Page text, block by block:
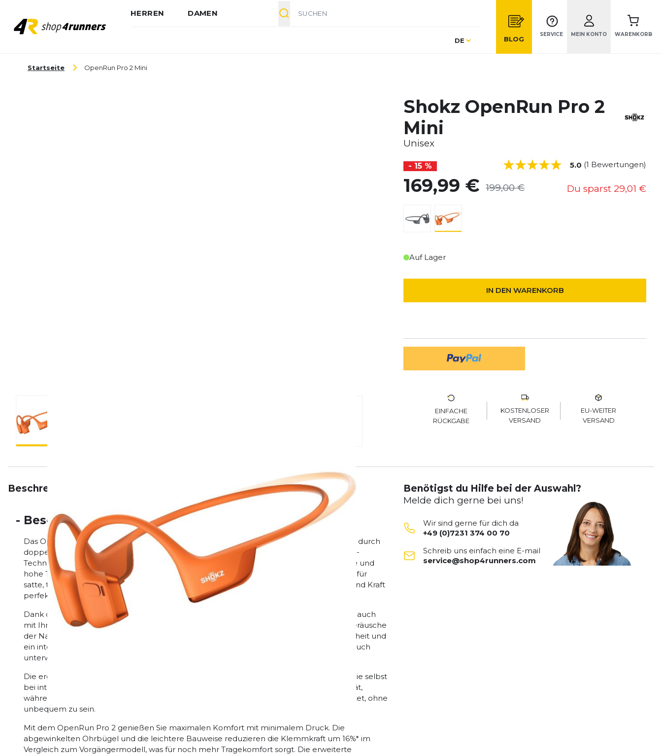
HERREN DAMEN
Sprache
DE BLOG
SERVICE MEIN KONTO WARENKORB
Startseite OpenRun Pro 2 Mini
Shokz OpenRun Pro 2
Mini
Unisex
- 15 % 5.0 (1 Bewertungen)
169,99 € 199,00 € Du sparst 29,01 €
Auf Lager
IN DEN WARENKORB
EINFACHE
RÜCKGABE
KOSTENLOSER
VERSAND
EU-WEITER
VERSAND
Beschreibung
- Beschreibung
Das OpenRun Pro 2 von Shokz bietet eine bahnbrechende akustische Verbesserung, die durch
doppelte Treiber doppelte Leistung ermöglicht. Ausgestattet mit der neuen DualPitch™-
Technologie, kombiniert es die Präzision eines Bone-Conduction-Kopfhörers, der mittlere und
hohe Töne glasklar wiedergibt, mit der Bassstärke eines herkömmlichen Kopfhörers, der für
satte, tiefe Töne sorgt. Das Ergebnis ist ein unvergleichliches Klangerlebnis, das Klarheit und Kraft
perfekt vereint.
Dank des Open-Ear-Designs bleiben Sie beim Training nicht nur mit Ihrer Musik, sondern auch
mit Ihrer Umgebung verbunden. Egal, ob es sich um Verkehr, andere Jogger oder die Geräusche
der Natur handelt – das OpenRun Pro 2 lässt Sie alles hören und sorgt so für mehr Sicherheit und
ein intensiveres Hörerlebnis. Dabei wird der Lautstärkebereich intelligent optimiert, um auch
unterwegs einen klaren Klang zu gewährleisten.
Die ergonomischen Ohrbügel und der Unibody-Rahmen bieten eine sichere Passform, die selbst
bei intensiven Aktivitäten nicht verrutscht. Das Design sorgt für unerschütterliche Stabilität,
während der Memory-Draht aus einer Ni-Ti-Legierung eine angenehme Klemmkraft bietet, ohne
unbequem zu sein.
Mit dem OpenRun Pro 2 genießen Sie maximalen Komfort mit minimalem Druck. Die
abgewinkelten Ohrbügel und die leichtere Bauweise reduzieren die Klemmkraft um 16%* im
Vergleich zum Vorgängermodell, was für noch mehr Tragekomfort sorgt. Die erweiterte
Benötigst du Hilfe bei der Auswahl?
Melde dich gerne bei uns!
Wir sind gerne für dich da
+49 (0)7231 374 00 70
Schreib uns einfach eine E-mail
service@shop4runners.com